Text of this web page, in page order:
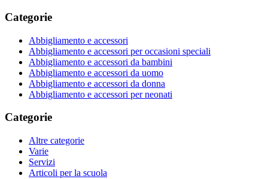
Categorie
Abbigliamento e accessori
Abbigliamento e accessori per occasioni speciali
Abbigliamento e accessori da bambini
Abbigliamento e accessori da uomo
Abbigliamento e accessori da donna
Abbigliamento e accessori per neonati
Categorie
Altre categorie
Varie
Servizi
Articoli per la scuola